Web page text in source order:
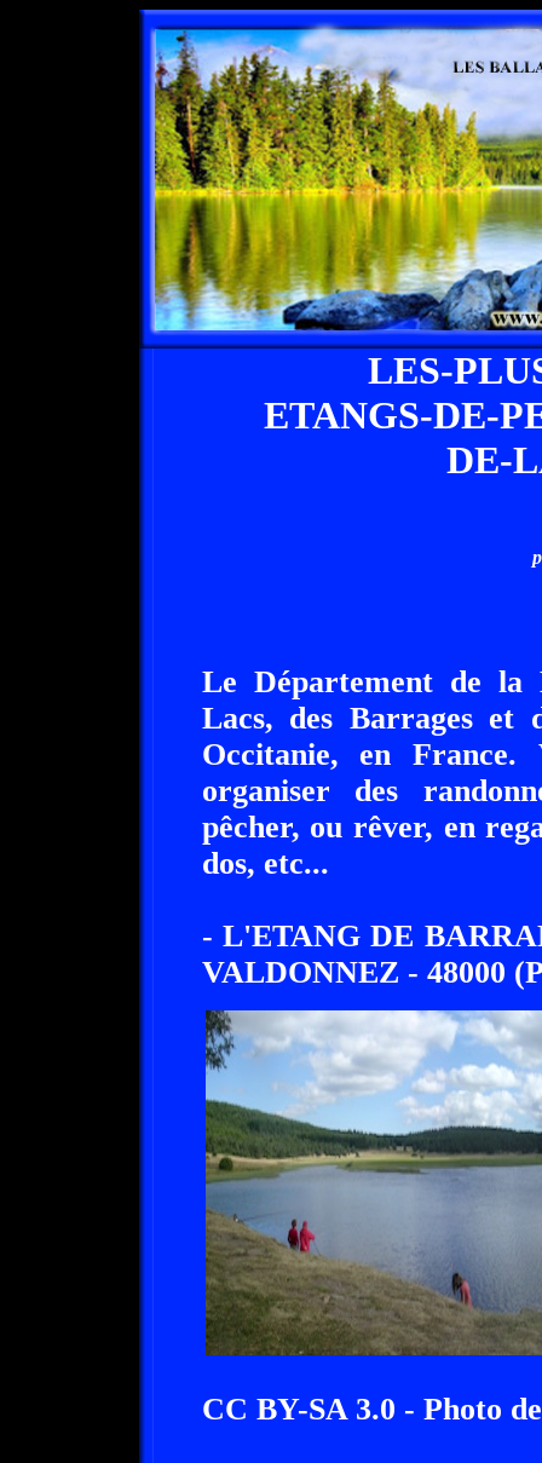
LES-
ETANGS-DE-
DE-
Le Département de la
Lacs, des Barrages et
Occitanie, en
organiser des
pêcher, ou rêver, en
dos, etc...
- L'ETANG DE
VALDONNEZ - 48000
CC BY-SA 3.0 - Photo